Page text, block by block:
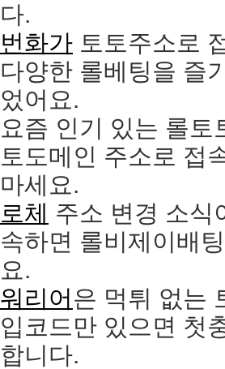
다.
번화가 토토주소로
다양한 롤베팅을 즐
었어요.
요즘 인기 있는 롤
토도메인 주소로 접
마세요.
로체 주소 변경 소식
속하면 롤비제이배
요.
워리어은 먹튀 없는
입코드만 있으면 첫
합니다.